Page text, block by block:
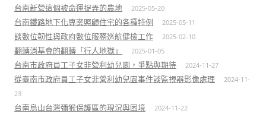
台南新營這個被命運捉弄的農地 2025-05-20
台南鐵路地下化專案照顧住宅的各種特例 2025-05-11
談數位韌性與政府數位服務巡航健檢工作 2025-02-10
翻轉消基會的翻轉「行人地獄」 2025-01-05
台南市政府員工子女非營利幼兒園，爭點與期待 2024-11-27
從臺南市政府員工子女非營利幼兒園事件談監視器影像處理
2024-11-
23
台南烏山台灣彌猴保護區的現況與困境 2024-11-22